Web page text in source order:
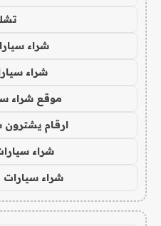
شراء
شراء
موقع شراء
ارقام
شراء
شراء